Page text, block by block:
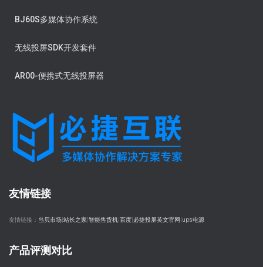
BJ60S多媒体协作系统
无线投屏SDK开发套件
AR00-便携式无线投屏器
友情链接
友情链接： 当贝市场 站长之家 智能售货机 百度 必捷投屏英文官网 ups电源
产品评测对比